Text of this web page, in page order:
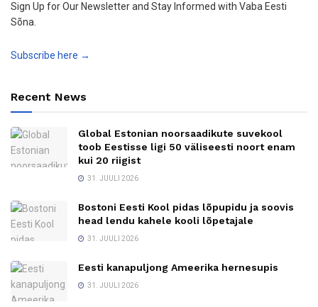
Sign Up for Our Newsletter and Stay Informed with Vaba Eesti
Sõna.
Subscribe here →
Recent News
Global Estonian noorsaadikute suvekool
toob Eestisse ligi 50 väliseesti noort enam
kui 20 riigist
31. JUULI 2026
Bostoni Eesti Kool pidas lõpupidu ja soovis
head lendu kahele kooli lõpetajale
31. JUULI 2026
Eesti kanapuljong Ameerika hernesupis
31. JUULI 2026